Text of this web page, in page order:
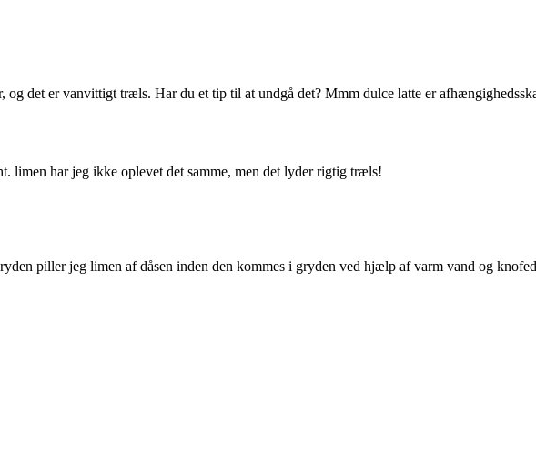
og det er vanvittigt træls. Har du et tip til at undgå det? Mmm dulce latte er
limen har jeg ikke oplevet det samme, men det lyder rigtig træls!
piller jeg limen af dåsen inden den kommes i gryden ved hjælp af varm vand og